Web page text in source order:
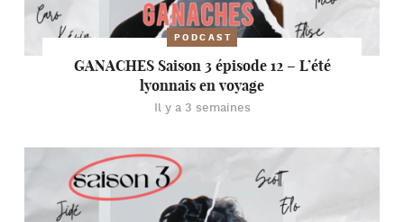
PODCAST
GANACHES Saison 3 épisode 12 – L’été
lyonnais en voyage
Il y a 3 semaines